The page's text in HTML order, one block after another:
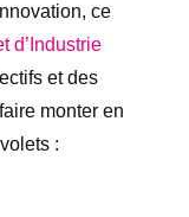
ce
d’Industrie
et des
monter en
: